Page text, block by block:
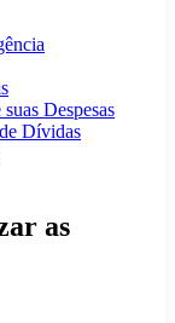
Despesas
Dívidas
as